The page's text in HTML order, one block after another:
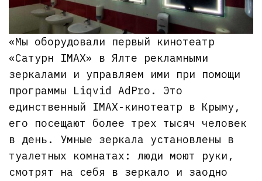
«Мы оборудовали первый кинотеатр
«Сатурн IMAX» в Ялте рекламными
зеркалами и управляем ими при помощи
программы Liqvid AdPro. Это
единственный IMAX-кинотеатр в Крыму,
его посещают более трех тысяч человек
в день. Умные зеркала установлены в
туалетных комнатах: люди моют руки,
смотрят на себя в зеркало и заодно